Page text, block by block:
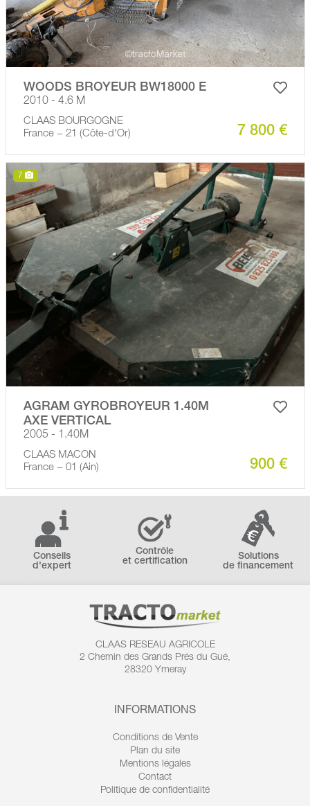
WOODS BROYEUR BW18000 E
2010 - 4.6 M
CLAAS BOURGOGNE
France − 21 (Côte-d'Or)
7 800 €
7
AGRAM GYROBROYEUR 1.40M
AXE VERTICAL
2005 - 1.40M
CLAAS MACON
France − 01 (Ain)
900 €
Conseils
d'expert
Contrôle
et certification
Solutions
de financement
CLAAS RESEAU AGRICOLE
2 Chemin des Grands Prés du Gué,
28320 Ymeray
INFORMATIONS
Conditions de Vente
Plan du site
Mentions légales
Contact
Politique de confidentialité